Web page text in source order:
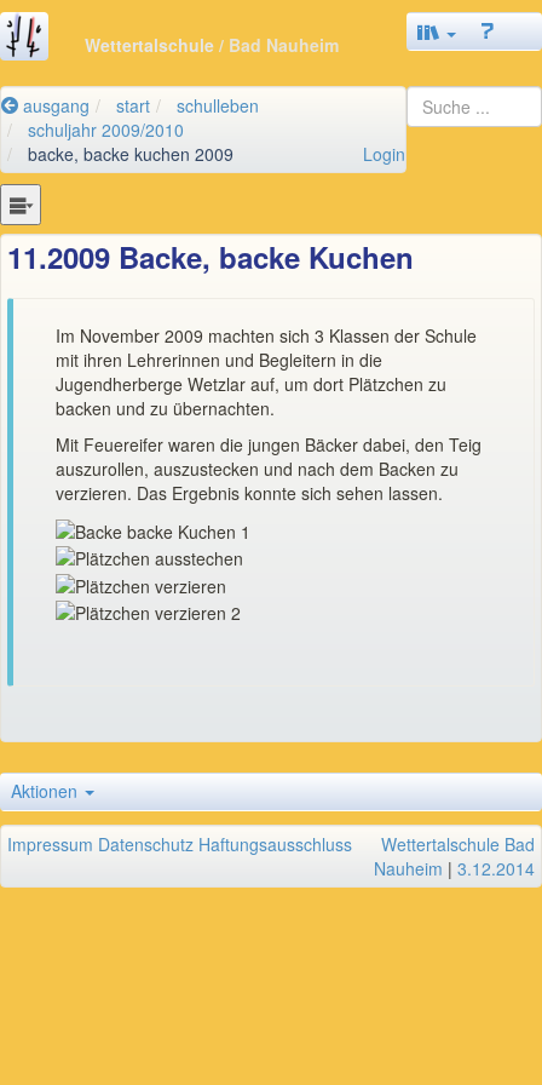
Wettertalschule / Bad Nauheim
ausgang start
schulleben
schuljahr 2009/2010
backe, backe kuchen 2009
Login
11.2009 Backe, backe Kuchen
Im November 2009 machten sich 3 Klassen der Schule
mit ihren Lehrerinnen und Begleitern in die
Jugendherberge Wetzlar auf, um dort Plätzchen zu
backen und zu übernachten.
Mit Feuereifer waren die jungen Bäcker dabei, den Teig
auszurollen, auszustecken und nach dem Backen zu
verzieren. Das Ergebnis konnte sich sehen lassen.
Aktionen
Impressum Datenschutz Haftungsausschluss
Wettertalschule Bad
Nauheim | 3.12.2014